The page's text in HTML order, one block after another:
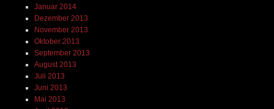
Januar 2014
Dezember 2013
November 2013
Oktober 2013
September 2013
August 2013
Juli 2013
Juni 2013
Mai 2013